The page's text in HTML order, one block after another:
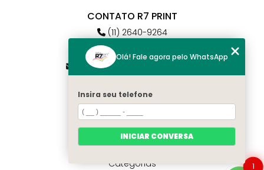
CONTATO R7 PRINT
(11) 2640-9264
(11) 98784-6664
atendimento@r7print.com.br
MENU
Home
Quem somos
Contato
Categorias
1
Olá! Fale agora pelo WhatsApp
Insira seu telefone
INICIAR CONVERSA